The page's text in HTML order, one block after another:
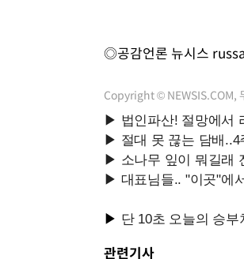
◎공감언론 뉴시스
Copyright © NEWSIS.COM,
관련기사